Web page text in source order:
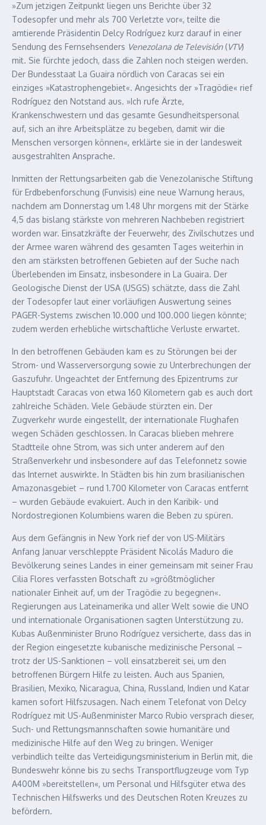
»Zum jetzigen Zeitpunkt liegen uns Berichte über 32
Todesopfer und mehr als 700 Verletzte vor«, teilte die
amtierende Präsidentin Delcy Rodríguez kurz darauf in einer
Sendung des Fernsehsenders Venezolana de Televisión(VTV)
mit. Sie fürchte jedoch, dass die Zahlen noch steigen werden.
Der Bundesstaat La Guaira nördlich von Caracas sei ein
einziges »Katastrophengebiet«. Angesichts der »Tragödie« rief
Rodríguez den Notstand aus. »Ich rufe Ärzte,
Krankenschwestern und das gesamte Gesundheitspersonal
auf, sich an ihre Arbeitsplätze zu begeben, damit wir die
Menschen versorgen können«, erklärte sie in der landesweit
ausgestrahlten Ansprache.
Inmitten der Rettungsarbeiten gab die Venezolanische Stiftung
für Erdbebenforschung (Funvisis) eine neue Warnung heraus,
nachdem am Donnerstag um 1.48 Uhr morgens mit der Stärke
4,5 das bislang stärkste von mehreren Nachbeben registriert
worden war. Einsatzkräfte der Feuerwehr, des Zivilschutzes und
der Armee waren während des gesamten Tages weiterhin in
den am stärksten betroffenen Gebieten auf der Suche nach
Überlebenden im Einsatz, insbesondere in La Guaira. Der
Geologische Dienst der USA (USGS) schätzte, dass die Zahl
der Todesopfer laut einer vorläufigen Auswertung seines
PAGER-Systems zwischen 10.000 und 100.000 liegen könnte;
zudem werden erhebliche wirtschaftliche Verluste erwartet.
In den betroffenen Gebäuden kam es zu Störungen bei der
Strom- und Wasserversorgung sowie zu Unterbrechungen der
Gaszufuhr. Ungeachtet der Entfernung des Epizentrums zur
Hauptstadt Caracas von etwa 160 Kilometern gab es auch dort
zahlreiche Schäden. Viele Gebäude stürzten ein. Der
Zugverkehr wurde eingestellt, der internationale Flughafen
wegen Schäden geschlossen. In Caracas blieben mehrere
Stadtteile ohne Strom, was sich unter anderem auf den
Straßenverkehr und insbesondere auf das Telefonnetz sowie
das Internet auswirkte. In Städten bis hin zum brasilianischen
Amazonasgebiet – rund 1.700 Kilometer von Caracas entfernt
– wurden Gebäude evakuiert. Auch in den Karibik- und
Nordostregionen Kolumbiens waren die Beben zu spüren.
Aus dem Gefängnis in New York rief der von US-Militärs
Anfang Januar verschleppte Präsident Nicolás Maduro die
Bevölkerung seines Landes in einer gemeinsam mit seiner Frau
Cilia Flores verfassten Botschaft zu »größtmöglicher
nationaler Einheit auf, um der Tragödie zu begegnen«.
Regierungen aus Lateinamerika und aller Welt sowie die UNO
und internationale Organisationen sagten Unterstützung zu.
Kubas Außenminister Bruno Rodríguez versicherte, dass das in
der Region eingesetzte kubanische medizinische Personal –
trotz der US-Sanktionen – voll einsatzbereit sei, um den
betroffenen Bürgern Hilfe zu leisten. Auch aus Spanien,
Brasilien, Mexiko, Nicaragua, China, Russland, Indien und Katar
kamen sofort Hilfszusagen. Nach einem Telefonat von Delcy
Rodríguez mit US-Außenminister Marco Rubio versprach dieser,
Such- und Rettungsmannschaften sowie humanitäre und
medizinische Hilfe auf den Weg zu bringen. Weniger
verbindlich teilte das Verteidigungsministerium in Berlin mit, die
Bundeswehr könne bis zu sechs Transportflugzeuge vom Typ
A400M »bereitstellen«, um Personal und Hilfsgüter etwa des
Technischen Hilfswerks und des Deutschen Roten Kreuzes zu
befördern.